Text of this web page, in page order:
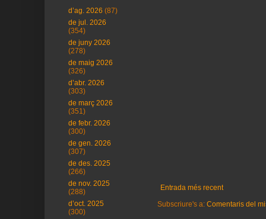
Entrada més recent
Subscriure's a: Comentaris del
d’ag. 2026 (87)
de jul. 2026
(354)
de juny 2026
(278)
de maig 2026
(326)
d’abr. 2026
(303)
de març 2026
(351)
de febr. 2026
(300)
de gen. 2026
(307)
de des. 2025
(266)
de nov. 2025
(288)
d’oct. 2025
(300)